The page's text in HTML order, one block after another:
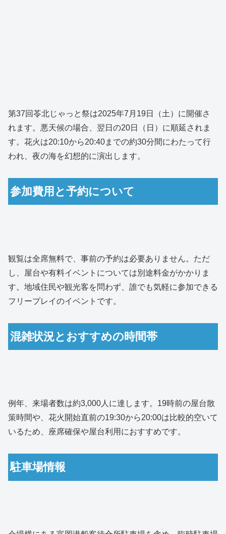
第37回苓北じゃっと祭は2025年7月19日（土）に開催さ
れます。悪天候の場合、翌日の20日（日）に順延されま
す。花火は20:10から20:40までの約30分間にわたって行
われ、夜の海を幻想的に演出します。
参加費用と予約について
観覧は全席無料で、事前の予約は必要ありません。ただ
し、屋台や有料イベントについては別途料金がかかりま
す。地域住民や観光客を問わず、誰でも気軽に参加できる
フリープレイのイベントです。
混雑状況とおすすめの時間帯
例年、来場者数は約3,000人に達します。19時前の屋台散
策時間や、花火開始直前の19:30から20:00は比較的空いて
いるため、座席確保や屋台利用におすすめです。
駐車場情報